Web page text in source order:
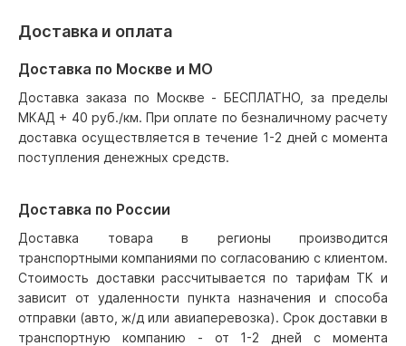
Доставка и оплата
Доставка по Москве и МО
Доставка заказа по Москве - БЕСПЛАТНО, за пределы
МКАД + 40 руб./км. При оплате по безналичному расчету
доставка осуществляется в течение 1-2 дней с момента
поступления денежных средств.
Доставка по России
Доставка товара в регионы производится
транспортными компаниями по согласованию с клиентом.
Стоимость доставки рассчитывается по тарифам ТК и
зависит от удаленности пункта назначения и способа
отправки (авто, ж/д или авиаперевозка). Срок доставки в
транспортную компанию - от 1-2 дней с момента